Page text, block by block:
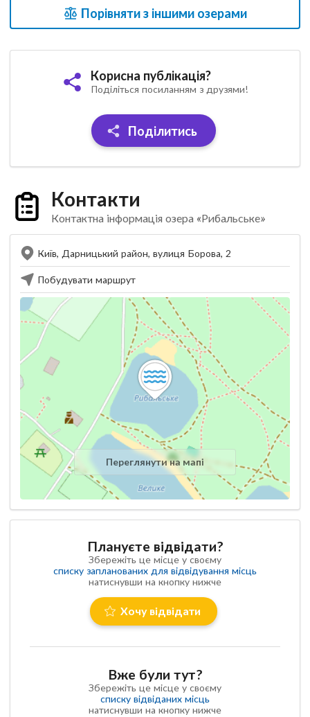
Порівняти з іншими озерами
Корисна публікація?
Поділіться посиланням з друзями!
Поділитись
Контакти
Контактна інформація озера «Рибальське»
Київ, Дарницький район, вулиця Борова, 2
Побудувати маршрут
Переглянути на мапі
Плануєте відвідати?
Збережіть це місце у своєму
списку запланованих для відвідування місць
натиснувши на кнопку нижче
Хочу відвідати
Вже були тут?
Збережіть це місце у своєму
списку відвіданих місць
натиснувши на кнопку нижче